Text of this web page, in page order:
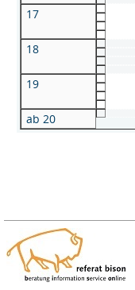
17
18
19
ab 20